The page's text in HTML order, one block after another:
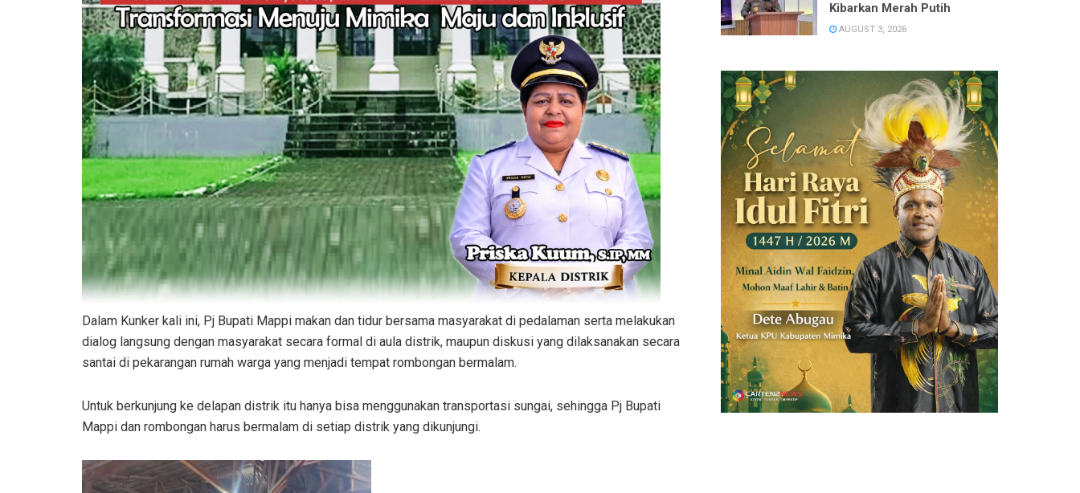
Dalam Kunker kali ini, Pj Bupati Mappi makan dan tidur bersama masyarakat di pedalaman serta melakukan
dialog langsung dengan masyarakat secara formal di aula distrik, maupun diskusi yang dilaksanakan secara
santai di pekarangan rumah warga yang menjadi tempat rombongan bermalam.
Untuk berkunjung ke delapan distrik itu hanya bisa menggunakan transportasi sungai, sehingga Pj Bupati
Mappi dan rombongan harus bermalam di setiap distrik yang dikunjungi.
Kibarkan Merah Putih
AUGUST 3, 2026